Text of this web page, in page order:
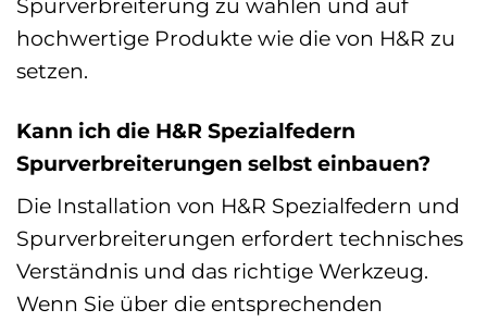
hochwertige Produkte wie die von H&R zu
setzen.
Kann ich die H&R Spezialfedern
Spurverbreiterungen selbst einbauen?
Die Installation von H&R Spezialfedern und
Spurverbreiterungen erfordert technisches
Verständnis und das richtige Werkzeug.
Wenn Sie über die entsprechenden